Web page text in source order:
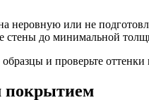
неровную или не
до минимальной
и проверьте
покрытием